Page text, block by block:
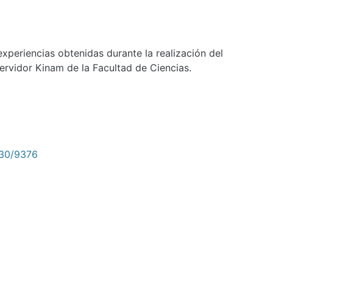
obtenidas durante la realización del
Kinam de la Facultad de Ciencias.
9376